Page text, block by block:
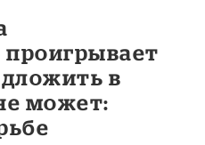
в
может: